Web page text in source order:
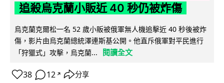
追殺烏克蘭小販近 40 秒仍被炸傷
烏克蘭克爾松一名 52 歲小販被俄軍無人機追擊近 40 秒後被炸
傷，影片由烏克蘭總統澤連斯基公開。他直斥俄軍對平民進行
「狩獵式」攻擊，烏克蘭...
閱讀全文
38 12 ↗ 分享